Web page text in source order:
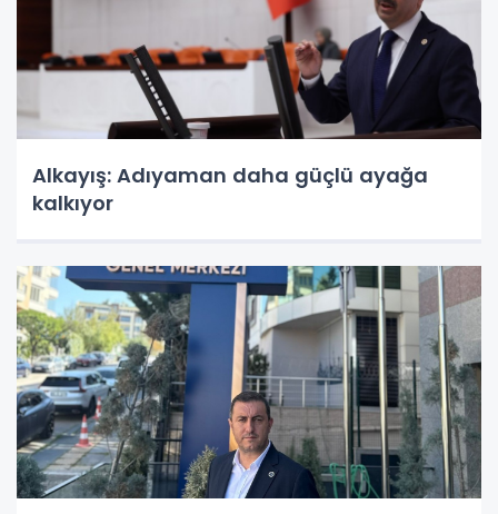
Alkayış: Adıyaman daha güçlü ayağa
kalkıyor